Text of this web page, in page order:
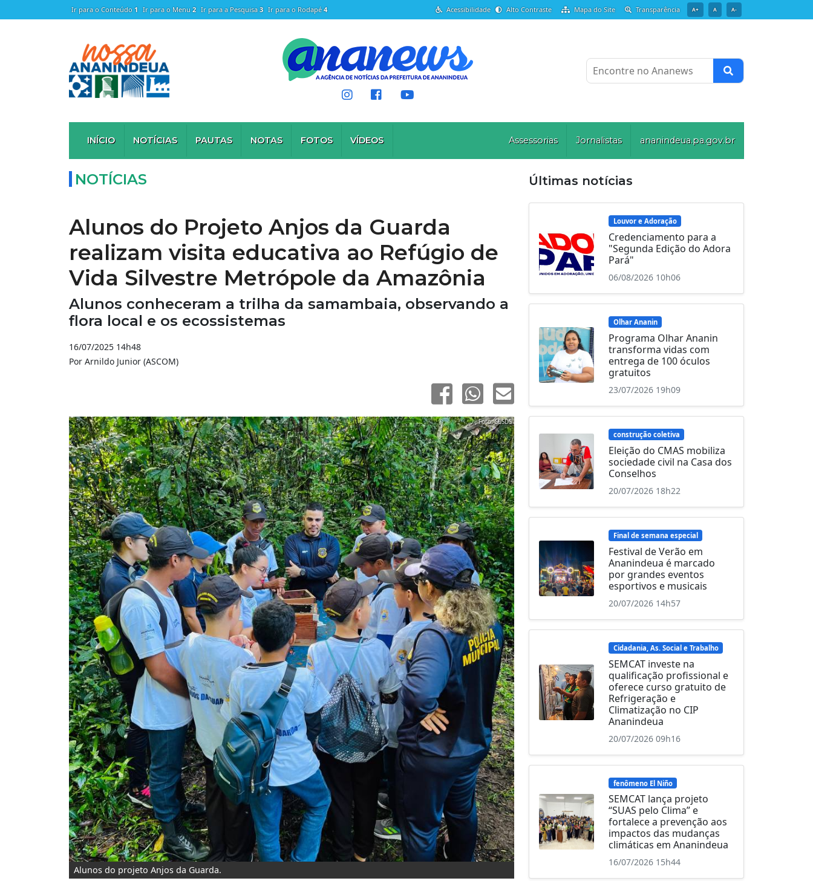
Ir para o Conteúdo 1 Ir para o Menu 2 Ir para a Pesquisa 3 Ir para o Rodapé4 Acessibilidade Alto Contraste Mapa do Site Transparência A+ A A-
Encontre no Ananews
INÍCIO NOTÍCIAS PAUTAS NOTAS FOTOS VÍDEOS Assessorias Jornalistas ananindeua.pa.gov.br
NOTÍCIAS
Alunos do Projeto Anjos da Guarda
realizam visita educativa ao Refúgio de
Vida Silvestre Metrópole da Amazônia
Alunos conheceram a trilha da samambaia, observando a
flora local e os ecossistemas
16/07/2025 14h48
Por Arnildo Junior (ASCOM)
Alunos do projeto Anjos da Guarda.
Foto: SESDS
Últimas notícias
Louvor e Adoração
Credenciamento para a
"Segunda Edição do Adora
Pará"
06/08/2026 10h06
Olhar Ananin
Programa Olhar Ananin
transforma vidas com
entrega de 100 óculos
gratuitos
23/07/2026 19h09
construção coletiva
Eleição do CMAS mobiliza
sociedade civil na Casa dos
Conselhos
20/07/2026 18h22
Final de semana especial
Festival de Verão em
Ananindeua é marcado
por grandes eventos
esportivos e musicais
20/07/2026 14h57
Cidadania, As. Social e Trabalho
SEMCAT investe na
qualificação profissional e
oferece curso gratuito de
Refrigeração e
Climatização no CIP
Ananindeua
20/07/2026 09h16
fenômeno El Niño
SEMCAT lança projeto
“SUAS pelo Clima” e
fortalece a prevenção aos
impactos das mudanças
climáticas em Ananindeua
16/07/2026 15h44